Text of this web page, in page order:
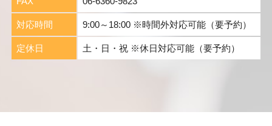
対応時間 9:00～18:00 ※時間外対応可能（要予約）
定休日 土・日・祝 ※休日対応可能（要予約）